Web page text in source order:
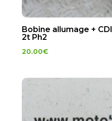
Bobine allumage +
2t Ph2
20.00€